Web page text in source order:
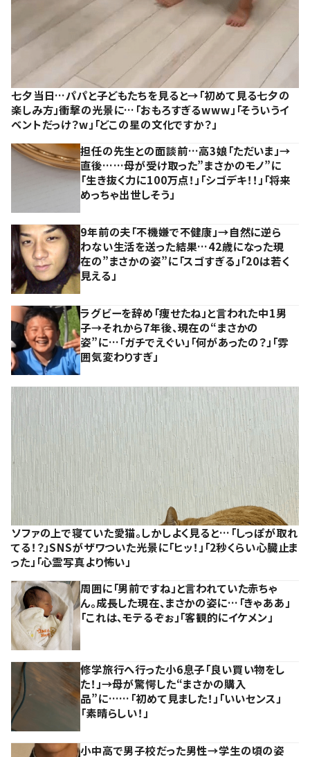
七夕当日…パパと子どもたちを見ると→「初めて見る七夕の
楽しみ方」衝撃の光景に…「おもろすぎるwww」「そういうイ
ベントだっけ？w」「どこの星の文化ですか？」
担任の先生との面談前…高3娘「ただいま」→
直後……母が受け取った”まさかのモノ”に
「生き抜く力に100万点！」「シゴデキ！！」「将来
めっちゃ出世しそう」
9年前の夫「不機嫌で不健康」→自然に逆ら
わない生活を送った結果…42歳になった現
在の”まさかの姿”に「スゴすぎる」「20は若く
見える」
ラグビーを辞め「痩せたね」と言われた中1男
子→それから7年後、現在の“まさかの
姿”に…「ガチでえぐい」「何があったの？」「雰
囲気変わりすぎ」
ソファの上で寝ていた愛猫。しかしよく見ると…「しっぽが取れ
てる！？」SNSがザワついた光景に「ヒッ！」「2秒くらい心臓止ま
った」「心霊写真より怖い」
周囲に「男前ですね」と言われていた赤ちゃ
ん。成長した現在、まさかの姿に…「きゃああ」
「これは、モテるぞぉ」「客観的にイケメン」
修学旅行へ行った小6息子「良い買い物をし
た！」→母が驚愕した“まさかの購入
品”に……「初めて見ました！」「いいセンス」
「素晴らしい！」
小中高で男子校だった男性→学生の頃の姿